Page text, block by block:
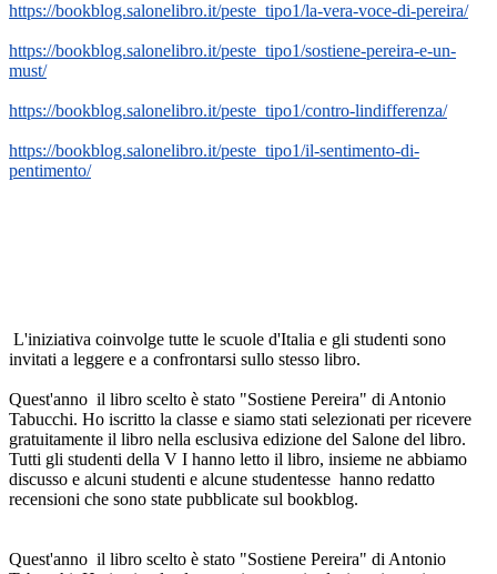
https://bookblog.salonelibro.it/peste_tipo1/la-vera-voce-di-pereira/
https://bookblog.salonelibro.it/peste_tipo1/sostiene-pereira-e-un-
must/
https://bookblog.salonelibro.it/peste_tipo1/contro-lindifferenza/
https://bookblog.salonelibro.it/peste_tipo1/il-sentimento-di-
pentimento/
L'iniziativa coinvolge tutte le scuole d'Italia e gli studenti sono
invitati a leggere e a confrontarsi sullo stesso libro.
Quest'anno  il libro scelto è stato "Sostiene Pereira" di Antonio
Tabucchi. Ho iscritto la classe e siamo stati selezionati per ricevere
gratuitamente il libro nella esclusiva edizione del Salone del libro.
Tutti gli studenti della V I hanno letto il libro, insieme ne abbiamo
discusso e alcuni studenti e alcune studentesse  hanno redatto
recensioni che sono state pubblicate sul bookblog.
Quest'anno  il libro scelto è stato "Sostiene Pereira" di Antonio